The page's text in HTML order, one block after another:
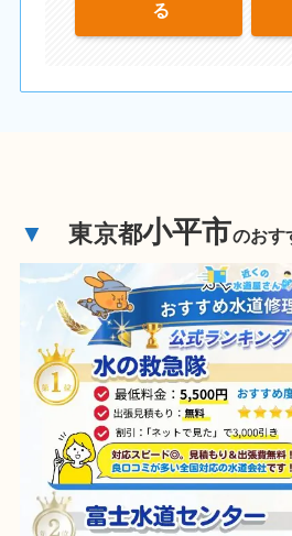
る
▼ 東京都小平市のおす